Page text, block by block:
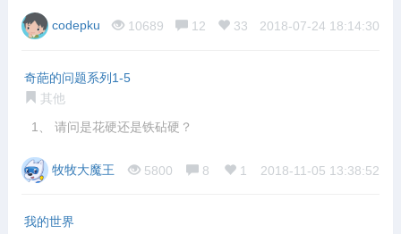
codepku 10689 12 33 2018-07-24 18:14:30
奇葩的问题系列1-5
其他
1、 请问是花硬还是铁砧硬？
牧牧大魔王 5800 8 1 2018-11-05 13:38:52
我的世界